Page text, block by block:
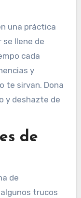
una práctica
llene de
cada
y
te sirvan. Dona
y deshazte de
de
de
trucos